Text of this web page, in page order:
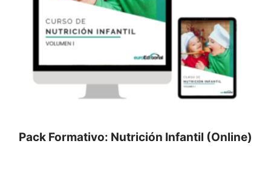
Pack Formativo: Nutrición Infantil (Online)